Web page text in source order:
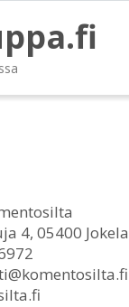
4, 05400 Jokela